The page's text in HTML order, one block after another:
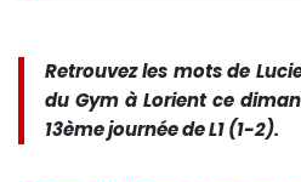
Retrouvez les mots de
du Gym à Lorient ce
13ème journée de L1 (1-2).